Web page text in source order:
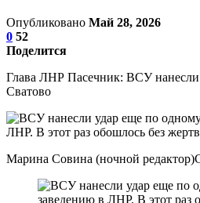
Опубликовано Май 28, 2026
0 52
Поделится
Глава ЛНР Пасечник: ВСУ нанесли
Сватово
Марина Совина (ночной